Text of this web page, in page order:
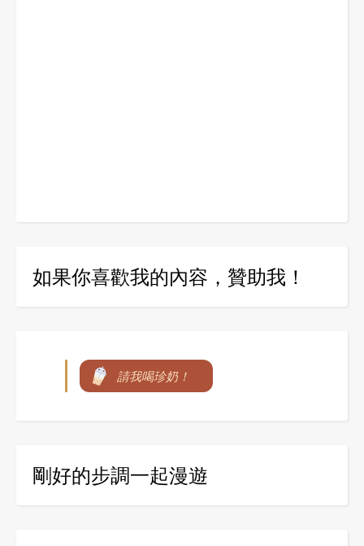
如果你喜歡我的內容，贊助我！
請我喝珍奶！
剛好的步調一起漫遊